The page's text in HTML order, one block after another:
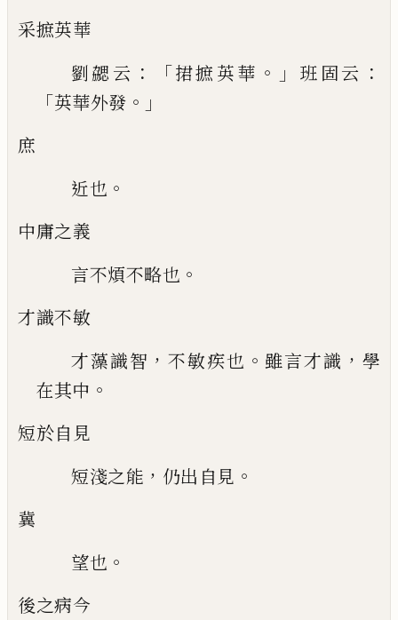
采摭英華
劉勰云 ：「捃摭英華 。」 班固云 ：
「英華外發 。」
庶
近也 。
中庸之義
言不煩不略也 。
才識不敏
才藻識智 ，不敏疾也 。雖言才識 ， 學
在其中 。
短於自見
短淺之能 ， 仍出自見 。
冀
望也 。
後之病今